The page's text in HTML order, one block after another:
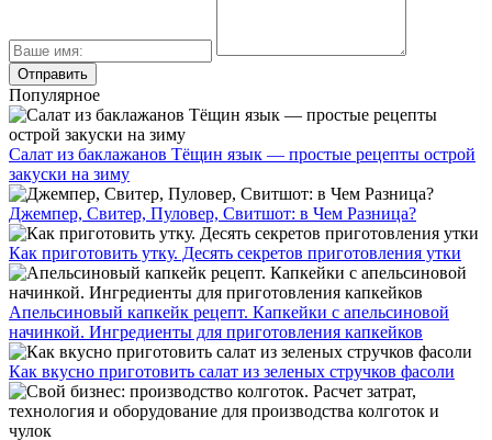
Популярное
Салат из баклажанов Тёщин язык — простые рецепты острой
закуски на зиму
Джемпер, Свитер, Пуловер, Свитшот: в Чем Разница?
Как приготовить утку. Десять секретов приготовления утки
Апельсиновый капкейк рецепт. Капкейки с апельсиновой
начинкой. Ингредиенты для приготовления капкейков
Как вкусно приготовить салат из зеленых стручков фасоли